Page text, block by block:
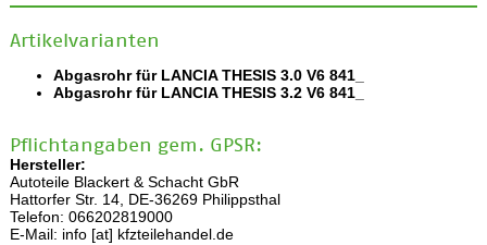
Artikelvarianten
Abgasrohr für LANCIA THESIS 3.0 V6 841_
Abgasrohr für LANCIA THESIS 3.2 V6 841_
Pflichtangaben gem. GPSR:
Hersteller:
Autoteile Blackert & Schacht GbR
Hattorfer Str. 14, DE-36269 Philippsthal
Telefon: 066202819000
E-Mail: info [at] kfzteilehandel.de